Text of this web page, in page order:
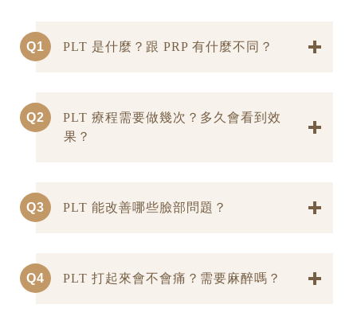
Q1 PLT 是什麼？跟 PRP 有什麼不同？
Q2
PLT 療程需要做幾次？多久會看到效
果？
Q3 PLT 能改善哪些臉部問題？
Q4 PLT 打起來會不會痛？需要麻醉嗎？